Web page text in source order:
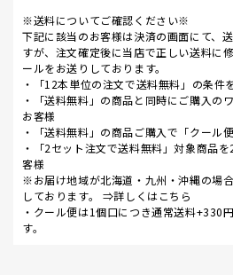
※送料についてご確認ください※
下記に該当のお客様は決済の画面にて、
すが、注文確定後に当店で正しい送料に
ールをお送りしております。
・「12本単位の注文で送料無料」の条件
・「送料無料」の商品と同時にご購入の
お客様
・「送料無料」の商品ご購入で「クール
・「2セット注文で送料無料」対象商品
客様
※お届け地域が北海道・九州・沖縄の場
しております。 ⇒詳しくはこちら
・クール便は1個口につき通常送料+330
す。